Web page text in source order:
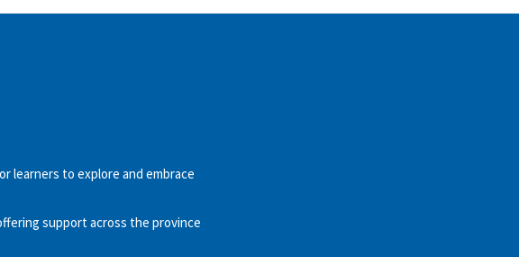
learners to explore and embrace
support across the province